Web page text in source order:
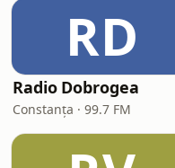
RD
Radio Dobrogea
Constanța · 99.7 FM